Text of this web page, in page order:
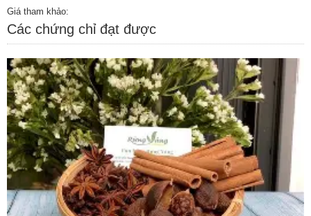
Giá tham khảo:
Các chứng chỉ đạt được